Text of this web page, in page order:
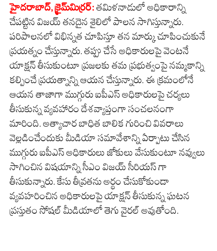
హైద‌రాబాద్‌, క్రైమ్‌మిర్ర‌ర్‌: తమిళనాడులో అధికారాన్ని
చేపట్టిన విజయ్ తనదైన శైలిలో పాలన సాగిస్తున్నారు.
పరిపాలనలో విభిన్నత చూపిస్తూ తన మార్కు చూపించుకునే
ప్రయత్నం చేస్తున్నారు. తప్పు చేసే అధికారులపై వెంటనే
యాక్షన్ తీసుకుంటూ ప్రజలకు తమ ప్రభుత్వంపై నమ్మకాన్ని
కల్పించే ప్రయత్నాన్ని ఆయన చేస్తున్నారు. ఈ క్రమంలోనే
ఆయన తాజాగా ముగ్గురు ఐపీఎస్ అధికారులపై చర్యలు
తీసుకున్న వ్యవహారం దేశవ్యాప్తంగా సంచలనంగా
మారింది. అత్యాచార బాధిత బాలిక గురించి వివరాలు
వెల్లడించేందుకు మీడియా సమావేశాన్ని ఏర్పాటు చేసిన
ముగ్గురు ఐపీఎస్ అధికారులు జోకులు వేసుకుంటూ నవ్వులు
సాగించిన విషయాన్ని సీఎం విజయ్ సీరియస్ గా
తీసుకున్నారు. కేసు తీవ్రతను అర్థం చేసుకోకుండా
వ్యవహరించిన అధికారులపై యాక్షన్ తీసుకున్న ఘటన
ప్రస్తుతం సోషల్ మీడియాలో తెగు వైరల్ అవుతోంది.